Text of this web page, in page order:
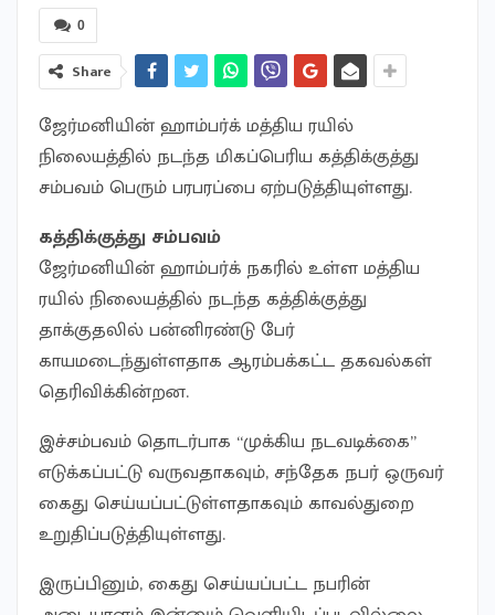
0
Share
ஜேர்மனியின் ஹாம்பர்க் மத்திய ரயில்
நிலையத்தில் நடந்த மிகப்பெரிய கத்திக்குத்து
சம்பவம் பெரும் பரபரப்பை ஏற்படுத்தியுள்ளது.
கத்திக்குத்து சம்பவம்
ஜேர்மனியின் ஹாம்பர்க் நகரில் உள்ள மத்திய
ரயில் நிலையத்தில் நடந்த கத்திக்குத்து
தாக்குதலில் பன்னிரண்டு பேர்
காயமடைந்துள்ளதாக ஆரம்பக்கட்ட தகவல்கள்
தெரிவிக்கின்றன.
இச்சம்பவம் தொடர்பாக “முக்கிய நடவடிக்கை”
எடுக்கப்பட்டு வருவதாகவும், சந்தேக நபர் ஒருவர்
கைது செய்யப்பட்டுள்ளதாகவும் காவல்துறை
உறுதிப்படுத்தியுள்ளது.
இருப்பினும், கைது செய்யப்பட்ட நபரின்